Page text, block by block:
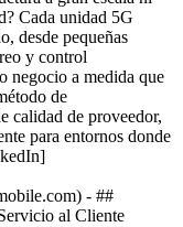
- ##
al Cliente